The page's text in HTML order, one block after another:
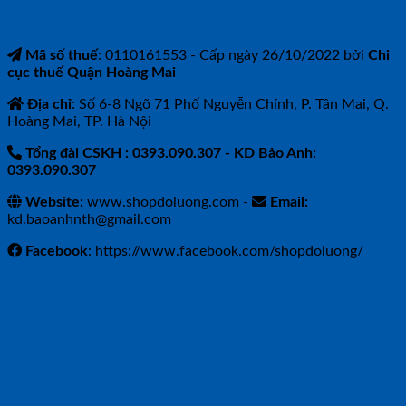
Mã số thuế: 0110161553 - Cấp ngày 26/10/2022 bởi Chi
cục thuế Quận Hoàng Mai
Địa chỉ: Số 6-8 Ngõ 71 Phố Nguyễn Chính, P. Tân Mai, Q.
Hoàng Mai, TP. Hà Nội
Tổng đài CSKH : 0393.090.307 - KD Bảo Anh:
0393.090.307
Website: www.shopdoluong.com -
Email:
kd.baoanhnth@gmail.com
Facebook: https://www.facebook.com/shopdoluong/